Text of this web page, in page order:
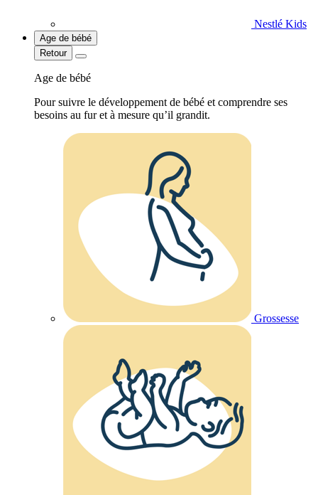
Nestlé Kids
Age de bébé
Retour
Age de bébé
Pour suivre le développement de bébé et comprendre ses
besoins au fur et à mesure qu’il grandit.
Grossesse